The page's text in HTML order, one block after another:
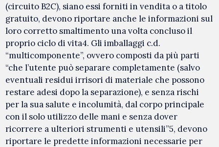
(circuito B2C), siano essi forniti in vendita o a titolo
gratuito, devono riportare anche le informazioni sul
loro corretto smaltimento una volta concluso il
proprio ciclo di vita4. Gli imballaggi c.d.
“multicomponente”, ovvero composti da più parti
“che l’utente può separare completamente (salvo
eventuali residui irrisori di materiale che possono
restare adesi dopo la separazione), e senza rischi
per la sua salute e incolumità, dal corpo principale
con il solo utilizzo delle mani e senza dover
ricorrere a ulteriori strumenti e utensili”5, devono
riportare le predette informazioni necessarie per